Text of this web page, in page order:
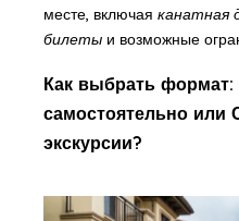
месте, включая канатная
билетыи возможные
Как выбрать формат:
самостоятельно или
экскурсии?